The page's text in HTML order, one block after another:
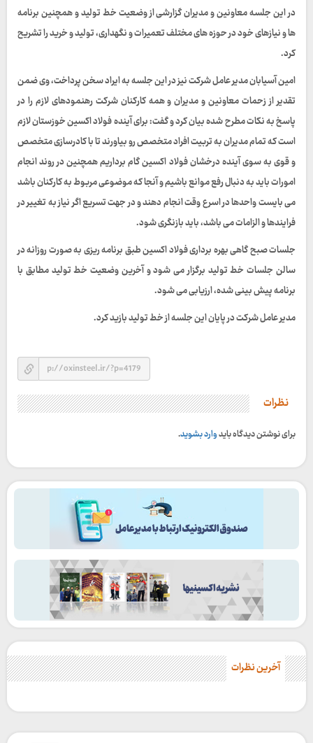
در این جلسه معاونین و مدیران گزارشی از وضعیت خط تولید و همچنین برنامه
ها و نیازهای خود در حوزه های مختلف تعمیرات و نگهداری، تولید و خرید را تشریح
کرد.
امین آسیابان مدیر عامل شرکت نیز در این جلسه به ایراد سخن پرداخت، وی ضمن
تقدیر از زحمات معاونین و مدیران و همه کارکنان شرکت رهنمودهای لازم را در
پاسخ به نکات مطرح شده بیان کرد و گفت: برای آینده فولاد اکسین خوزستان لازم
است که تمام مدیران به تربیت افراد متخصص رو بیاورند تا با کادرسازی متخصص
و قوی به سوی آینده درخشان فولاد اکسین گام برداریم همچنین در روند انجام
امورات باید به دنبال رفع موانع باشیم و آنجا که موضوعی مربوط به کارکنان باشد
می بایست واحد‌ها در اسرع وقت انجام دهند و در جهت تسریع اگر نیاز به تغییر در
فرایندها و الزامات می باشد، باید بازنگری شود.
جلسات صبح گاهی بهره برداری فولاد اکسین طبق برنامه ریزی به صورت روزانه در
سالن جلسات خط تولید برگزار می شود و آخرین وضعیت خط تولید مطابق با
برنامه پیش بینی شده، ارزیابی می شود.
مدیر عامل شرکت در پایان این جلسه از خط تولید بازید کرد.
نظرات
برای نوشتن دیدگاه بایدوارد بشوید.
آخرین نظرات